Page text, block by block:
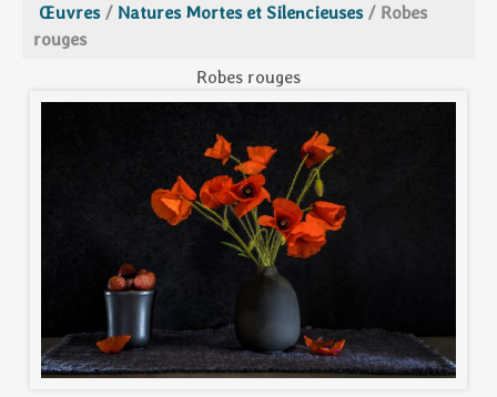
Œuvres / Natures Mortes et Silencieuses / Robes
rouges
Robes rouges